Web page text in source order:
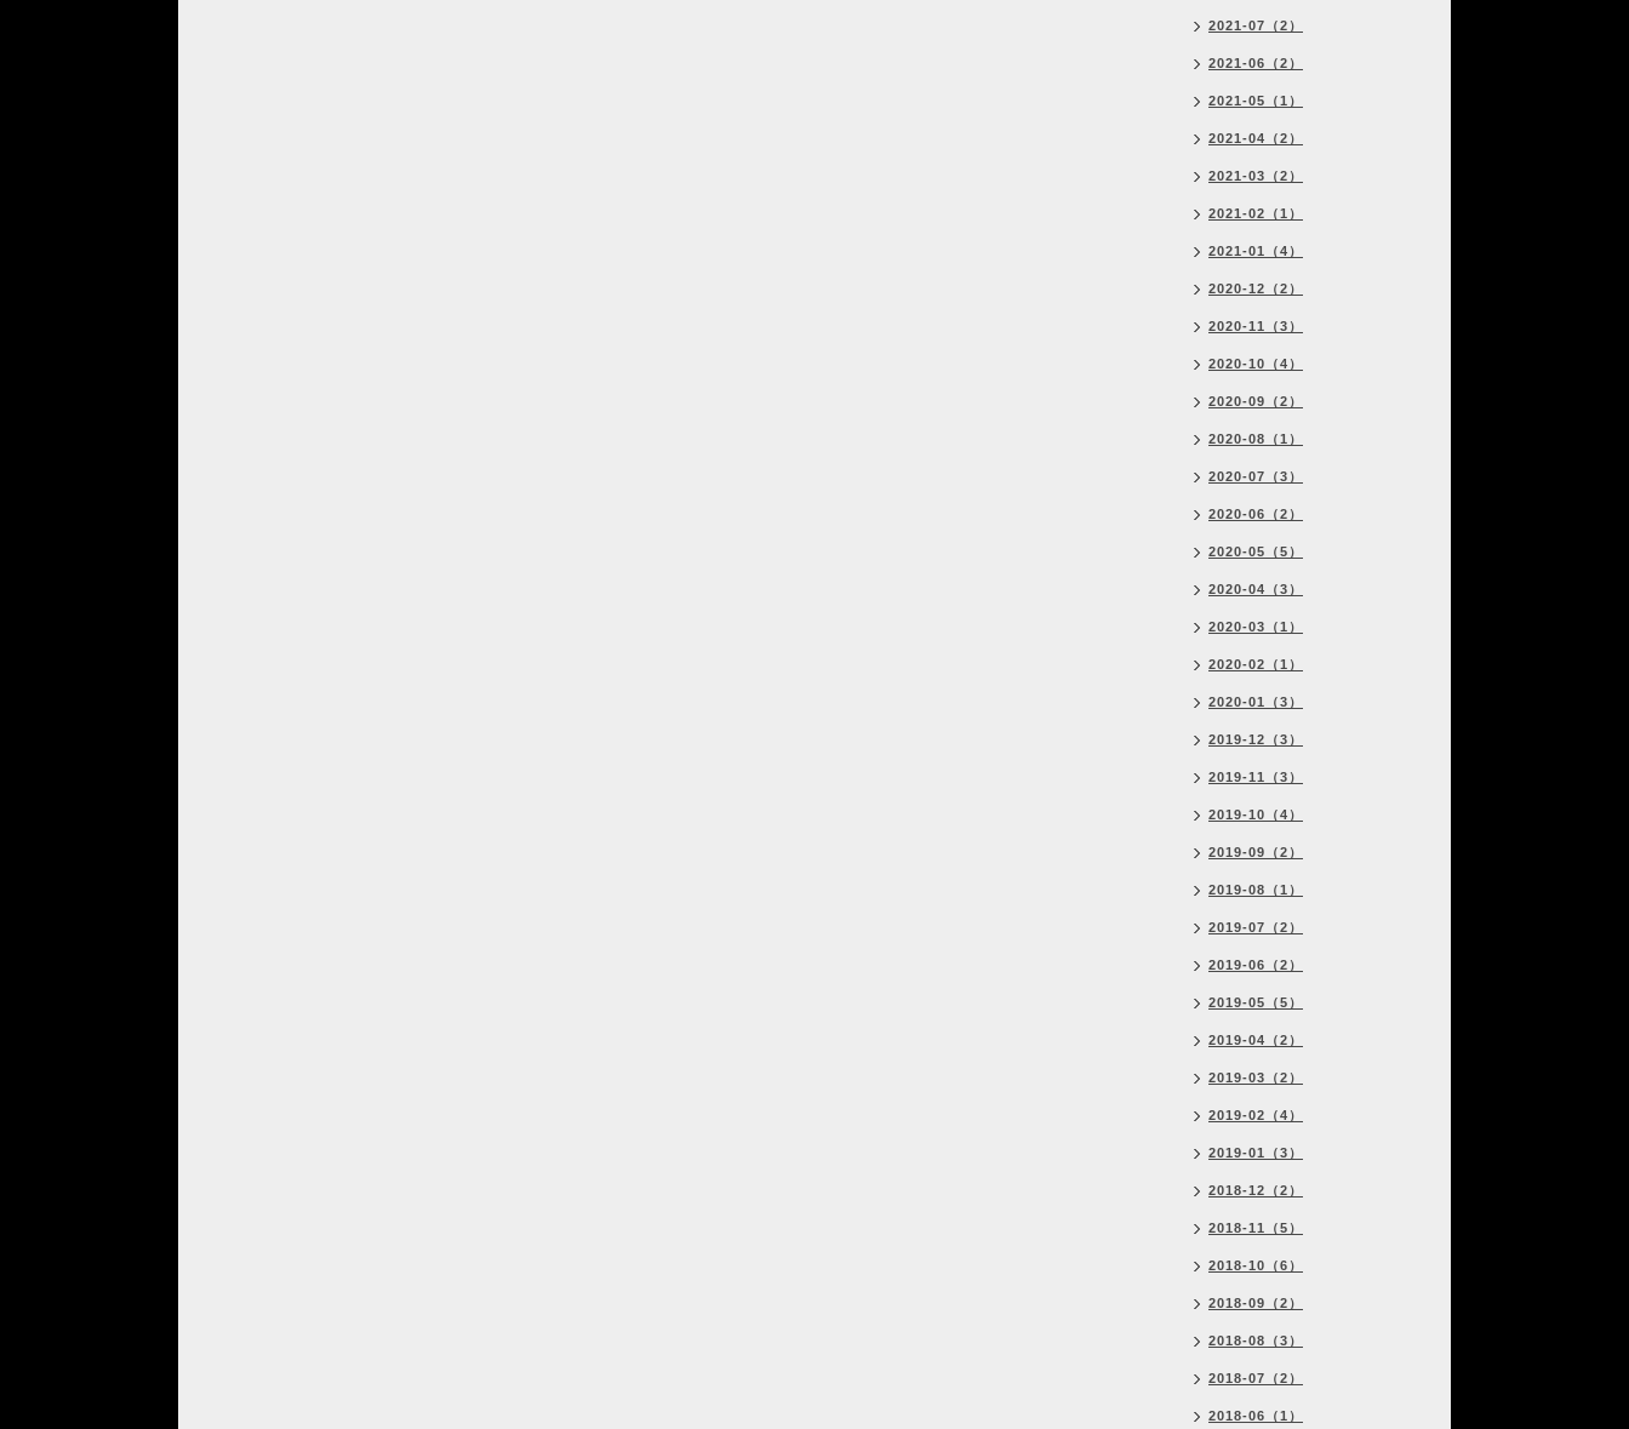
2021-07（2）
2021-06（2）
2021-05（1）
2021-04（2）
2021-03（2）
2021-02（1）
2021-01（4）
2020-12（2）
2020-11（3）
2020-10（4）
2020-09（2）
2020-08（1）
2020-07（3）
2020-06（2）
2020-05（5）
2020-04（3）
2020-03（1）
2020-02（1）
2020-01（3）
2019-12（3）
2019-11（3）
2019-10（4）
2019-09（2）
2019-08（1）
2019-07（2）
2019-06（2）
2019-05（5）
2019-04（2）
2019-03（2）
2019-02（4）
2019-01（3）
2018-12（2）
2018-11（5）
2018-10（6）
2018-09（2）
2018-08（3）
2018-07（2）
2018-06（1）